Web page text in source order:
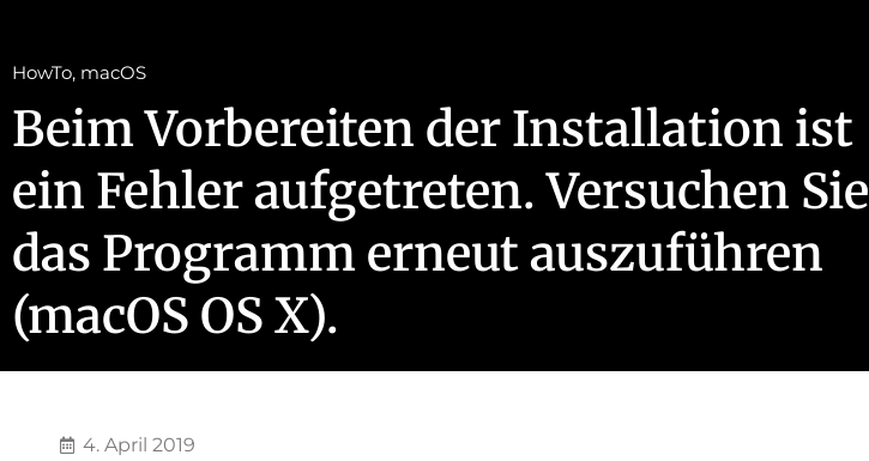
HowTo, macOS
Beim Vorbereiten der Installation ist
ein Fehler aufgetreten. Versuchen Sie
das Programm erneut auszuführen
(macOS OS X).
4. April 2019